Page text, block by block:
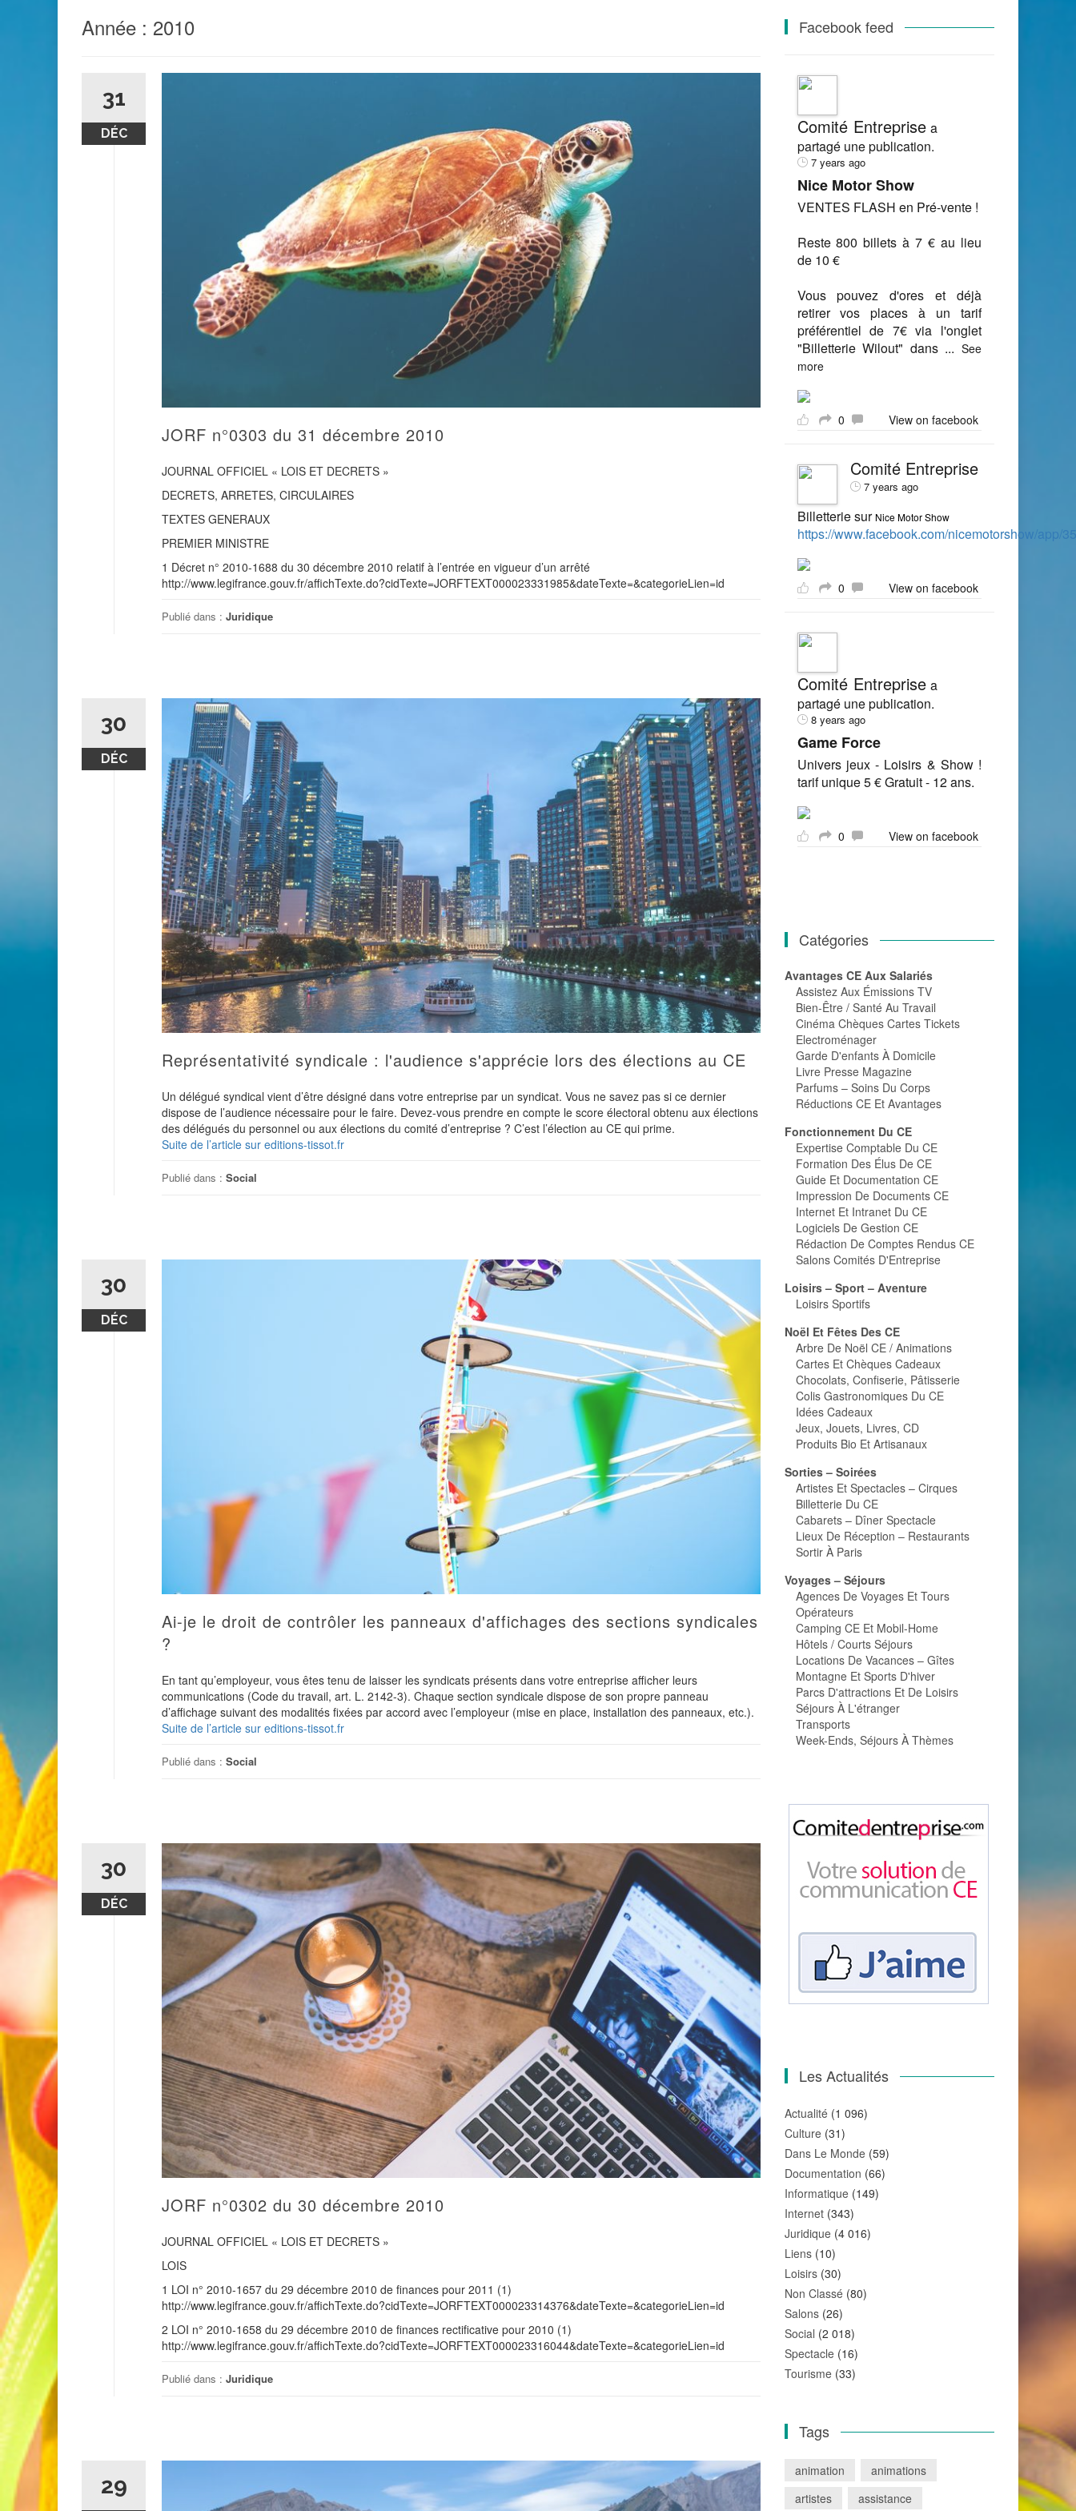
Année : 2010
31
DÉC
JORF n°0303 du 31 décembre 2010
JOURNAL OFFICIEL « LOIS ET DECRETS »
DECRETS, ARRETES, CIRCULAIRES
TEXTES GENERAUX
PREMIER MINISTRE
1 Décret n° 2010-1688 du 30 décembre 2010 relatif à l’entrée en vigueur d’un arrêté
http://www.legifrance.gouv.fr/affichTexte.do?cidTexte=JORFTEXT000023331985&dateTexte=&categorieLien=id
Publié dans : Juridique
30
DÉC
Représentativité syndicale : l'audience s'apprécie lors des élections au CE
Un délégué syndical vient d’être désigné dans votre entreprise par un syndicat. Vous ne savez pas si ce dernier
dispose de l’audience nécessaire pour le faire. Devez-vous prendre en compte le score électoral obtenu aux élections
des délégués du personnel ou aux élections du comité d’entreprise ? C’est l’élection au CE qui prime.
Suite de l’article sur editions-tissot.fr
Publié dans : Social
30
DÉC
Ai-je le droit de contrôler les panneaux d'affichages des sections syndicales
?
En tant qu’employeur, vous êtes tenu de laisser les syndicats présents dans votre entreprise afficher leurs
communications (Code du travail, art. L. 2142-3). Chaque section syndicale dispose de son propre panneau
d’affichage suivant des modalités fixées par accord avec l’employeur (mise en place, installation des panneaux, etc.).
Suite de l’article sur editions-tissot.fr
Publié dans : Social
30
DÉC
JORF n°0302 du 30 décembre 2010
JOURNAL OFFICIEL « LOIS ET DECRETS »
LOIS
1 LOI n° 2010-1657 du 29 décembre 2010 de finances pour 2011 (1)
http://www.legifrance.gouv.fr/affichTexte.do?cidTexte=JORFTEXT000023314376&dateTexte=&categorieLien=id
2 LOI n° 2010-1658 du 29 décembre 2010 de finances rectificative pour 2010 (1)
http://www.legifrance.gouv.fr/affichTexte.do?cidTexte=JORFTEXT000023316044&dateTexte=&categorieLien=id
Publié dans : Juridique
29
Facebook feed
Comité Entreprisea
partagé une publication.
7 years ago
Nice Motor Show
VENTES FLASH en Pré-vente !
Reste 800 billets à 7 € au lieu
de 10 €
Vous pouvez d'ores et déjà
retirer vos places à un tarif
préférentiel de 7€ via l'onglet
"Billetterie Wilout" dans ... See
more
0 View on facebook
Comité Entreprise
7 years ago
Billetterie sur Nice Motor Show
https://www.facebook.com/nicemotorshow/app/
0 View on facebook
Comité Entreprisea
partagé une publication.
8 years ago
Game Force
Univers jeux - Loisirs & Show !
tarif unique 5 € Gratuit - 12 ans.
0 View on facebook
Catégories
Avantages CE Aux Salariés
Assistez Aux Émissions TV
Bien-Être / Santé Au Travail
Cinéma Chèques Cartes Tickets
Electroménager
Garde D'enfants À Domicile
Livre Presse Magazine
Parfums – Soins Du Corps
Réductions CE Et Avantages
Fonctionnement Du CE
Expertise Comptable Du CE
Formation Des Élus De CE
Guide Et Documentation CE
Impression De Documents CE
Internet Et Intranet Du CE
Logiciels De Gestion CE
Rédaction De Comptes Rendus CE
Salons Comités D'Entreprise
Loisirs – Sport – Aventure
Loisirs Sportifs
Noël Et Fêtes Des CE
Arbre De Noël CE / Animations
Cartes Et Chèques Cadeaux
Chocolats, Confiserie, Pâtisserie
Colis Gastronomiques Du CE
Idées Cadeaux
Jeux, Jouets, Livres, CD
Produits Bio Et Artisanaux
Sorties – Soirées
Artistes Et Spectacles – Cirques
Billetterie Du CE
Cabarets – Dîner Spectacle
Lieux De Réception – Restaurants
Sortir À Paris
Voyages – Séjours
Agences De Voyages Et Tours
Opérateurs
Camping CE Et Mobil-Home
Hôtels / Courts Séjours
Locations De Vacances – Gîtes
Montagne Et Sports D'hiver
Parcs D'attractions Et De Loisirs
Séjours À L'étranger
Transports
Week-Ends, Séjours À Thèmes
Les Actualités
Actualité(1 096)
Culture(31)
Dans Le Monde(59)
Documentation (66)
Informatique(149)
Internet(343)
Juridique(4 016)
Liens(10)
Loisirs(30)
Non Classé(80)
Salons(26)
Social (2 018)
Spectacle(16)
Tourisme(33)
Tags
animation
animations
artistes
assistance